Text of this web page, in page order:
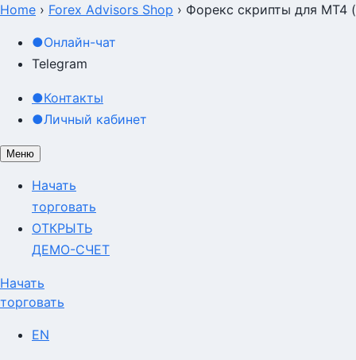
Форекс скрипты для MT4
Home › Forex Advisors Shop › Форекс скрипты для
●Онлайн-чат
Telegram
●Контакты
●Личный кабинет
Меню
Начать
торговать
ОТКРЫТЬ
ДЕМО-СЧЕТ
Начать
торговать
EN